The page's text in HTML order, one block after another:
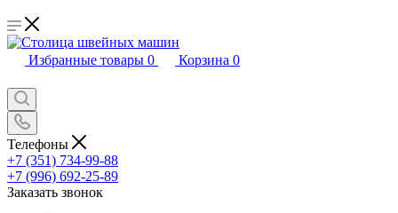
Избранные товары 0 Корзина 0
Телефоны
+7 (351) 734-99-88
+7 (996) 692-25-89
Заказать звонок